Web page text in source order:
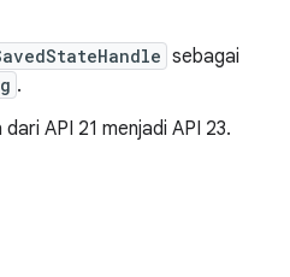
sebagai
.
API 21 menjadi API 23.